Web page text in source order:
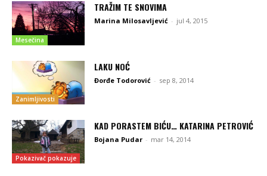
Mesečina
TRAŽIM TE SNOVIMA
Marina Milosavljević - jul 4, 2015
Zanimljivosti
LAKU NOĆ
Đorđe Todorović - sep 8, 2014
Pokazivač pokazuje
KAD PORASTEM BIĆU… KATARINA PETROVIĆ
Bojana Pudar - mar 14, 2014